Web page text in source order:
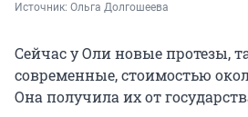
Источник: Ольга Долгошеева
Сейчас у Оли новые протезы,
современные, стоимостью
Она получила их от